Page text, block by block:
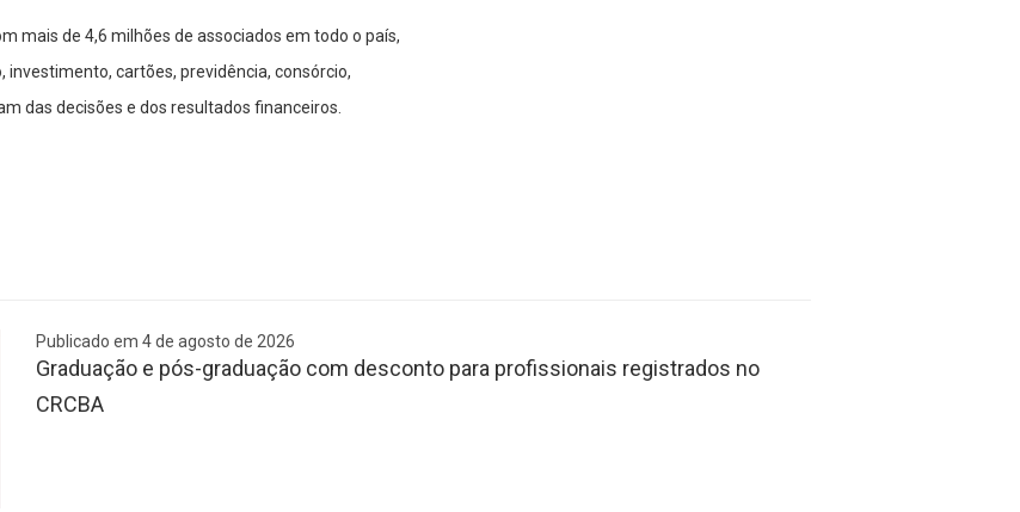
mais de 4,6 milhões de associados em todo o país,
cartões, previdência, consórcio,
das decisões e dos resultados financeiros.
Publicado em 4 de agosto de 2026
Graduação e pós-graduação com desconto para profissionais registrados no
CRCBA